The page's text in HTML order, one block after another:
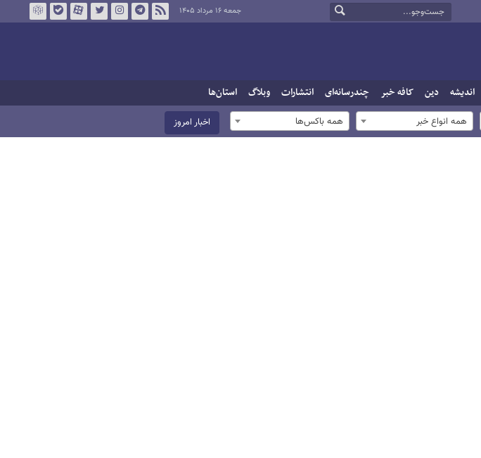
جمعه ۱۶ مرداد ۱۴۰۵
اندیشه دین کافه خبر چندرسانه‌ای انتشارات وبلاگ استان‌ها
همه انواع خبر همه باکس‌ها اخبار امروز